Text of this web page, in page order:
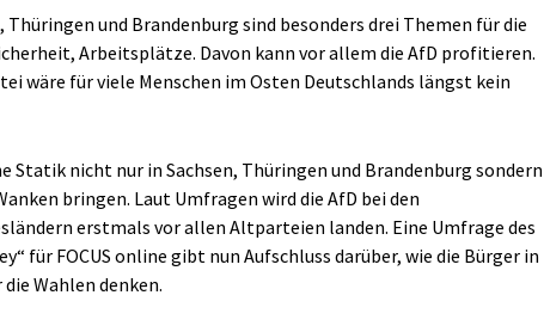
Thüringen und Brandenburg sind besonders drei Themen für die
Arbeitsplätze. Davon kann vor allem die AfD profitieren.
wäre für viele Menschen im Osten Deutschlands längst kein
Statik nicht nur in Sachsen, Thüringen und Brandenburg sondern
bringen. Laut Umfragen wird die AfD bei den
erstmals vor allen Altparteien landen. Eine Umfrage des
für FOCUS online gibt nun Aufschluss darüber, wie die Bürger in
Wahlen denken.